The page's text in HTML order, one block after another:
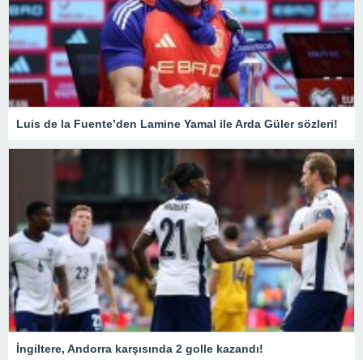
Luis de la Fuente’den Lamine Yamal ile Arda Güler sözleri!
İngiltere, Andorra karşısında 2 golle kazandı!